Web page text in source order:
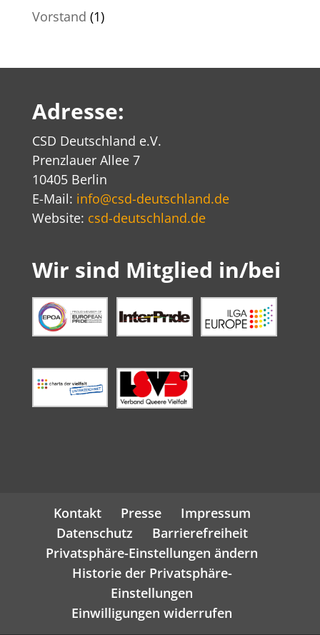
Vorstand (1)
Adresse:
CSD Deutschland e.V.
Prenzlauer Allee 7
10405 Berlin
E-Mail: info@csd-deutschland.de
Website: csd-deutschland.de
Wir sind Mitglied in/bei
Kontakt Presse
Impressum
Datenschutz
Barrierefreiheit
Privatsphäre-Einstellungen ändern
Historie der Privatsphäre-
Einstellungen
Einwilligungen widerrufen